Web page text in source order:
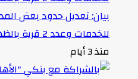
بيان: تعديل حدود بعض
للخدمات وعدد 2 قرية بالظهير الصحراوي
منذ 3 أيام